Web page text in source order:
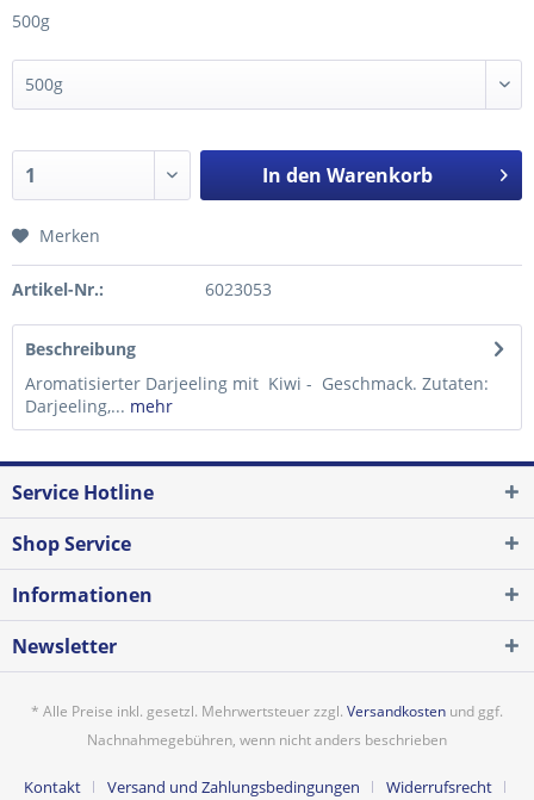
500g
In den Warenkorb
Merken
Artikel-Nr.: 6023053
Beschreibung
Aromatisierter Darjeeling mit Kiwi - Geschmack. Zutaten:
Darjeeling,... mehr
Service Hotline
Shop Service
Informationen
Newsletter
* Alle Preise inkl. gesetzl. Mehrwertsteuer zzgl. Versandkosten und ggf.
Nachnahmegebühren, wenn nicht anders beschrieben
Kontakt Versand und Zahlungsbedingungen Widerrufsrecht